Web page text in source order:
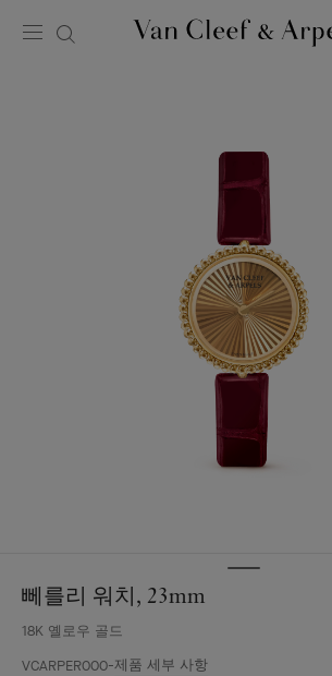
펠
페
지
뻬를리 워치, 23mm
18K 옐로우 골드
VCARPER000 제품 세부 사항